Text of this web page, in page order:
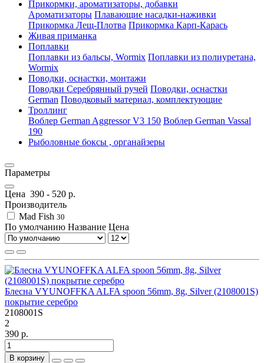
Прикормки, ароматизаторы, добавки
Ароматизаторы Плавающие насадки-наживки
Прикормка Лещ-Плотва Прикормка Карп-Карась
Живая приманка
Поплавки
Поплавки из бальсы, Wormix Поплавки из полиуретана,
Wormix
Поводки, оснастки, монтажи
Поводки Серебрянный ручей Поводки, оснастки
German Поводковый материал, комплектующие
Троллинг
Воблер German Aggressor V3 150 Воблер German Vassal
190
Рыболовные боксы , органайзеры
Параметры
Цена 390 - 520 р.
Производитель
Mad Fish 30
По умолчанию Название Цена
Блесна VYUNOFFKA ALFA spoon 56mm, 8g, Silver (2108001S)
покрытие серебро
2108001S
2
390 р.
В корзину